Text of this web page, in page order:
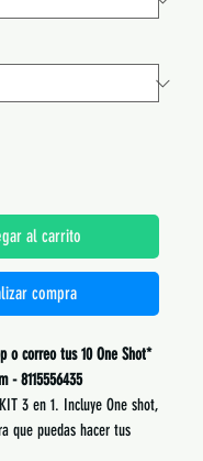
al carrito
compra
o correo tus 10 One Shot*
- 8115556435
3 en 1. Incluye One shot,
que puedas hacer tus